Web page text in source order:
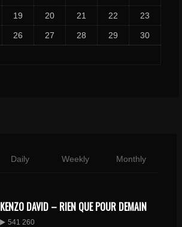
19 20 21 22 23
26 27 28 29 30
Daily Weekly Monthly
KENZO DAVID – RIEN QUE POUR DEMAIN
541 260